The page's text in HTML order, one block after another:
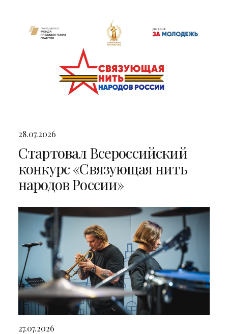
28.07.2026
Стартовал Всероссийский
конкурс «Связующая нить
народов России»
27.07.2026